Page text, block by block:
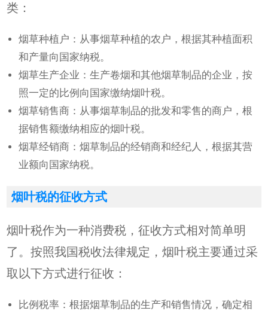
类：
烟草种植户：从事烟草种植的农户，根据其种植面积
和产量向国家纳税。
烟草生产企业：生产卷烟和其他烟草制品的企业，按
照一定的比例向国家缴纳烟叶税。
烟草销售商：从事烟草制品的批发和零售的商户，根
据销售额缴纳相应的烟叶税。
烟草经销商：烟草制品的经销商和经纪人，根据其营
业额向国家纳税。
烟叶税的征收方式
烟叶税作为一种消费税，征收方式相对简单明
了。按照我国税收法律规定，烟叶税主要通过采
取以下方式进行征收：
比例税率：根据烟草制品的生产和销售情况，确定相